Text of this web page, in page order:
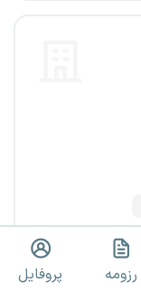
رزومه پروفایل